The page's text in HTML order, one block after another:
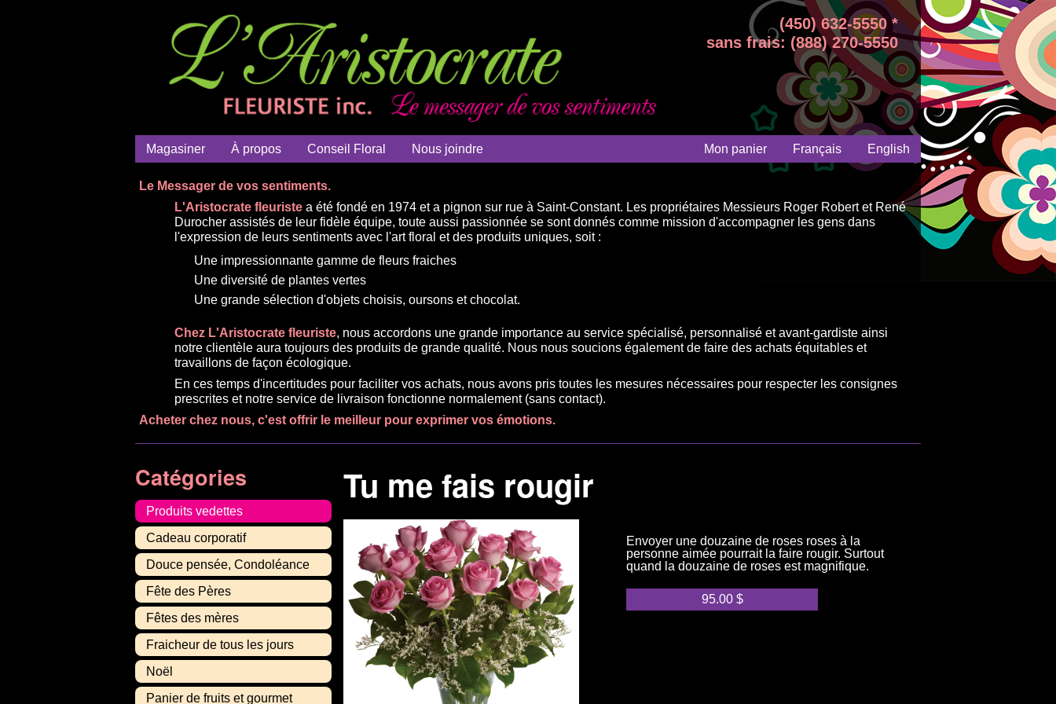
(450) 632-5550 *
sans frais: (888) 270-5550
Magasiner À propos Conseil Floral Nous joindre Mon panier Français English
Le Messager de vos sentiments.
L'Aristocrate fleuriste a été fondé en 1974 et a pignon sur rue à Saint-Constant. Les propriétaires Messieurs Roger Robert et René
Durocher assistés de leur fidèle équipe, toute aussi passionnée se sont donnés comme mission d'accompagner les gens dans
l'expression de leurs sentiments avec l'art floral et des produits uniques, soit :
Une impressionnante gamme de fleurs fraiches
Une diversité de plantes vertes
Une grande sélection d'objets choisis, oursons et chocolat.
Chez L'Aristocrate fleuriste, nous accordons une grande importance au service spécialisé, personnalisé et avant-gardiste ainsi
notre clientèle aura toujours des produits de grande qualité. Nous nous soucions également de faire des achats équitables et
travaillons de façon écologique.
En ces temps d'incertitudes pour faciliter vos achats, nous avons pris toutes les mesures nécessaires pour respecter les consignes
prescrites et notre service de livraison fonctionne normalement (sans contact).
Acheter chez nous, c'est offrir le meilleur pour exprimer vos émotions.
Catégories
Produits vedettes
Cadeau corporatif
Douce pensée, Condoléance
Fête des Pères
Fêtes des mères
Fraicheur de tous les jours
Noël
Panier de fruits et gourmet
Tu me fais rougir
Envoyer une douzaine de roses roses à la
personne aimée pourrait la faire rougir. Surtout
quand la douzaine de roses est magnifique.
95.00 $